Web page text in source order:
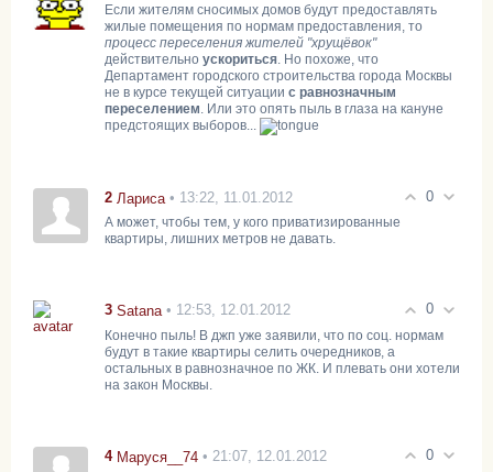
Если жителям сносимых домов будут предоставлять
жилые помещения по нормам предоставления, то
процесс переселения жителей "хрущёвок"
действительно ускориться . Но похоже, что
Департамент городского строительства города Москвы
не в курсе текущей ситуации с равнозначным
переселением . Или это опять пыль в глаза на кануне
предстоящих выборов...
0
2 Лариса • 13:22, 11.01.2012
А может, чтобы тем, у кого приватизированные
квартиры, лишних метров не давать.
0
3 Satana • 12:53, 12.01.2012
Конечно пыль! В джп уже заявили, что по соц. нормам
будут в такие квартиры селить очередников, а
остальных в равнозначное по ЖК. И плевать они хотели
на закон Москвы.
0
4 Маруся__74 • 21:07, 12.01.2012